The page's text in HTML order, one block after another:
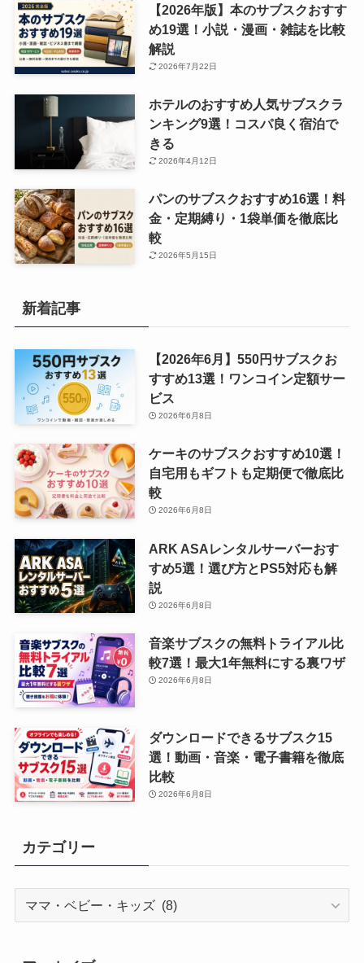
【2026年版】本のサブスクおすす
め19選！小説・漫画・雑誌を比較
解説
2026年7月22日
ホテルのおすすめ人気サブスクラ
ンキング9選！コスパ良く宿泊で
きる
2026年4月12日
パンのサブスクおすすめ16選！料
金・定期縛り・1袋単価を徹底比
較
2026年5月15日
新着記事
【2026年6月】550円サブスクお
すすめ13選！ワンコイン定額サー
ビス
2026年6月8日
ケーキのサブスクおすすめ10選！
自宅用もギフトも定期便で徹底比
較
2026年6月8日
ARK ASAレンタルサーバーおす
すめ5選！選び方とPS5対応も解
説
2026年6月8日
音楽サブスクの無料トライアル比
較7選！最大1年無料にする裏ワザ
2026年6月8日
ダウンロードできるサブスク15
選！動画・音楽・電子書籍を徹底
比較
2026年6月8日
カテゴリー
リ